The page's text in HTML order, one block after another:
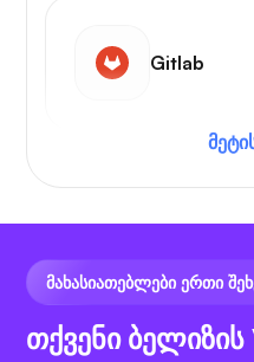
Gitlab
VS კოდი
ᲛᲐᲮᲐᲡᲘᲐᲗᲔᲑᲚᲔᲑᲘ ᲔᲠᲗᲘ
თქვენი